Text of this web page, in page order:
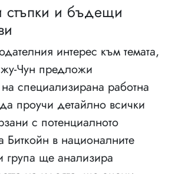
и бъдещи
интерес към темата,
Чун предложи
специализирана работна
проучи детайлно всички
с потенциалното
Биткойн в националните
група ще анализира